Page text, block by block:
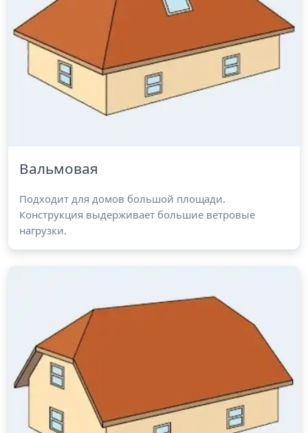
Вальмовая
Подходит для домов большой площади.
Конструкция выдерживает большие ветровые
нагрузки.